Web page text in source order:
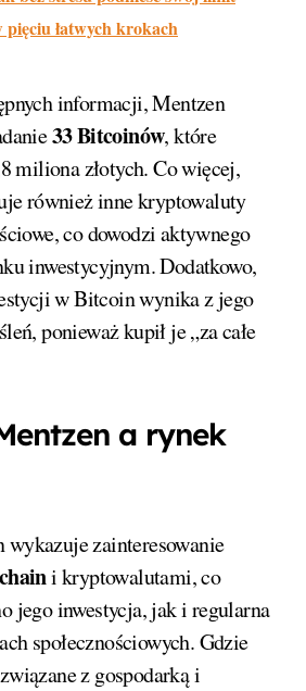
łatwych krokach
informacji, Mentzen
33 Bitcoinów, które
miliona złotych. Co więcej,
również inne kryptowaluty
co dowodzi aktywnego
inwestycyjnym. Dodatkowo,
w Bitcoin wynika z jego
ponieważ kupił je „za całe
a rynek
wykazuje zainteresowanie
i kryptowalutami, co
jego inwestycja, jak i regularna
społecznościowych. Gdzie
z gospodarką i